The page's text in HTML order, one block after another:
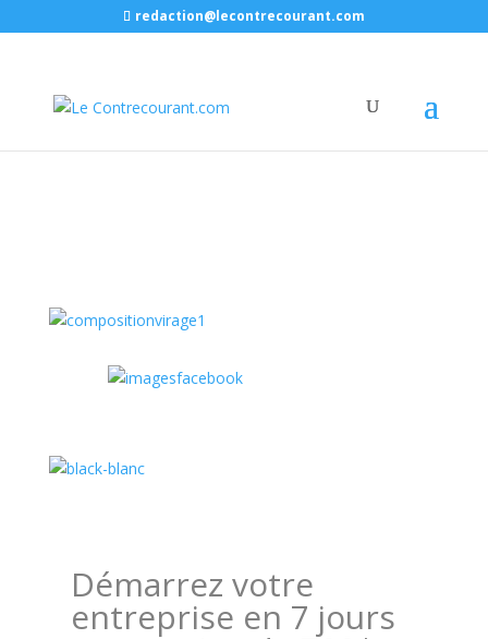
redaction@lecontrecourant.com
Démarrez votre
entreprise en 7 jours